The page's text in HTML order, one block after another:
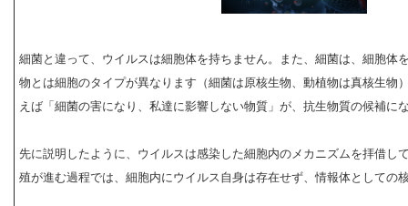
細菌と違って、ウイルスは細胞体を持ちません。また、細菌は、細胞体
物とは細胞のタイプが異なります（細菌は原核生物、動植物は真核生物
えば「細菌の害になり、私達に影響しない物質」が、抗生物質の候補に
先に説明したように、ウイルスは感染した細胞内のメカニズムを拝借し
殖が進む過程では、細胞内にウイルス自身は存在せず、情報体としての